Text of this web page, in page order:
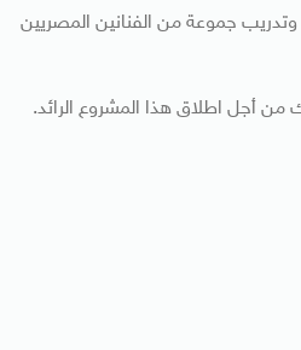
جموعة من الفنانين المصريين
من أجل اطلاق هذا المشروع الرائد.